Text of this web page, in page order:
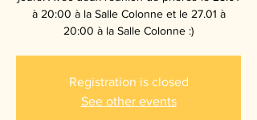
à 20:00 à la Salle Colonne et le 27.01 à
20:00 à la Salle Colonne :)
Registration is closed
See other events